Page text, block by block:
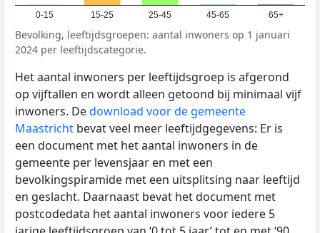
0-15 15-25 25-45 45-65 65+
Bevolking, leeftijdsgroepen: aantal inwoners op 1 januari
2024 per leeftijdscategorie.
Het aantal inwoners per leeftijdsgroep is afgerond
op vijftallen en wordt alleen getoond bij minimaal vijf
inwoners. Dedownload voor de gemeente
Maastricht bevat veel meer leeftijdgegevens: Er is
een document met het aantal inwoners in de
gemeente per levensjaar en met een
bevolkingspiramide met een uitsplitsing naar leeftijd
en geslacht. Daarnaast bevat het document met
postcodedata het aantal inwoners voor iedere 5